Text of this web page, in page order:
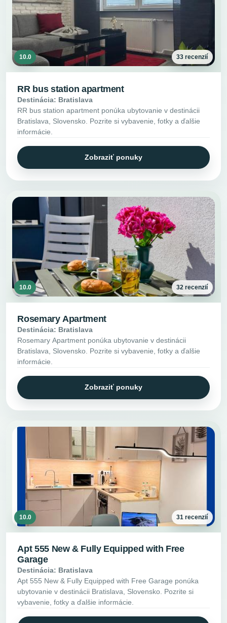
10.0 33 recenzií
RR bus station apartment
Destinácia: Bratislava
RR bus station apartment ponúka ubytovanie v destinácii
Bratislava, Slovensko. Pozrite si vybavenie, fotky a ďalšie
informácie.
Zobraziť ponuky
10.0 32 recenzií
Rosemary Apartment
Destinácia: Bratislava
Rosemary Apartment ponúka ubytovanie v destinácii
Bratislava, Slovensko. Pozrite si vybavenie, fotky a ďalšie
informácie.
Zobraziť ponuky
10.0 31 recenzií
Apt 555 New & Fully Equipped with Free
Garage
Destinácia: Bratislava
Apt 555 New & Fully Equipped with Free Garage ponúka
ubytovanie v destinácii Bratislava, Slovensko. Pozrite si
vybavenie, fotky a ďalšie informácie.